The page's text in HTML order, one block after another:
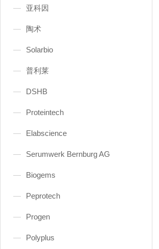
亚科因
陶术
Solarbio
普利莱
DSHB
Proteintech
Elabscience
Serumwerk Bernburg AG
Biogems
Peprotech
Progen
Polyplus